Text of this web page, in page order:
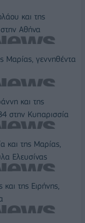
και της
Αθήνα
Μαρίας, γεννηθέντα
και της
στην Κυπαρισσία
και της Μαρίας,
Ελευσίνας
της Ειρήνης,